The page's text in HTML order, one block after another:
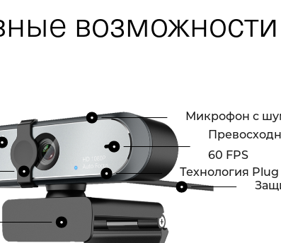
возможности
60 FPS
Микрофон с
Технология